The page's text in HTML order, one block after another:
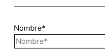
Nombre*